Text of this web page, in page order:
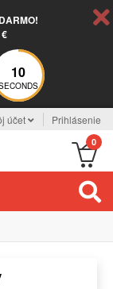
9
účet Prihlásenie
0